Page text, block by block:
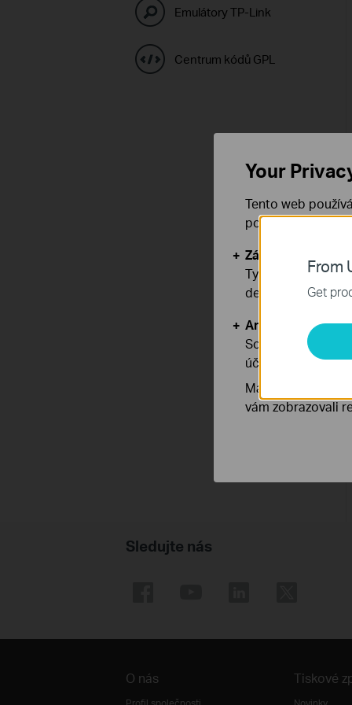
Emulátory TP-Link
Centrum kódů GPL
Sledujte nás
O nás Tiskové
From
Get
Your
Tento web
používáním
Základní cookies
Tyto cookies jsou
deaktivovat.
Analytické a
Soubory cookie
účelem zlepšení
Marketingové
vám zobrazovali